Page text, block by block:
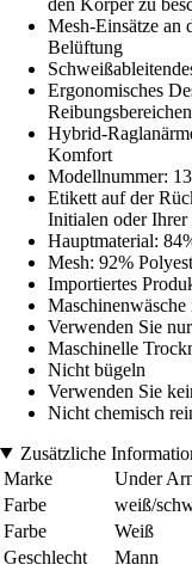
Mesh-Einsätze an
Belüftung
Ergonomisches
Hybrid-
Komfort
Modellnummer:
Etikett auf der
Initialen oder Ihrer
Hauptmaterial:
Mesh: 92%
Importiertes
Verwenden Sie
Maschinelle
Nicht bügeln
Verwenden Sie
Nicht chemisch
Zusätzliche
Marke
Under
Farbe
weiß/
Farbe
Weiß
Geschlecht
Mann